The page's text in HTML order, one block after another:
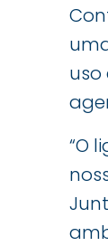
uso
“O